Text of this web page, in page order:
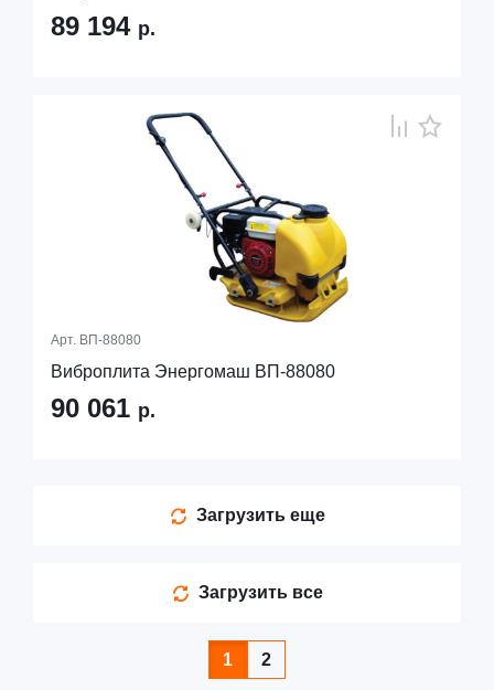
89 194 р.
Арт. ВП-88080
Виброплита Энергомаш ВП-88080
90 061 р.
Загрузить еще
Загрузить все
1 2